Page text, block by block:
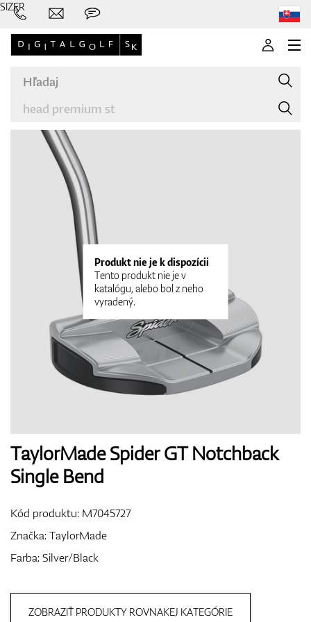
Palice
Oblečenie
Topánky
Produkt nie je k dispozícii
Tento produkt nie je v
katalógu, alebo bol z neho
vyradený.
TaylorMade Spider GT Notchback
Single Bend
Kód produktu: M7045727
Značka:TaylorMade
Farba: Silver/Black
ZOBRAZIŤ PRODUKTY ROVNAKEJ KATEGÓRIE
SIZER